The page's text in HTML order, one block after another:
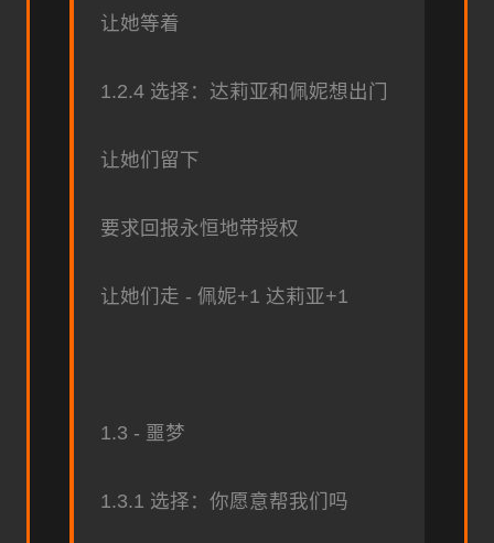
让她等着
1.2.4 选择：达莉亚和佩妮想出门
让她们留下
要求回报永恒地带授权
让她们走 - 佩妮+1 达莉亚+1
1.3 - 噩梦
1.3.1 选择：你愿意帮我们吗